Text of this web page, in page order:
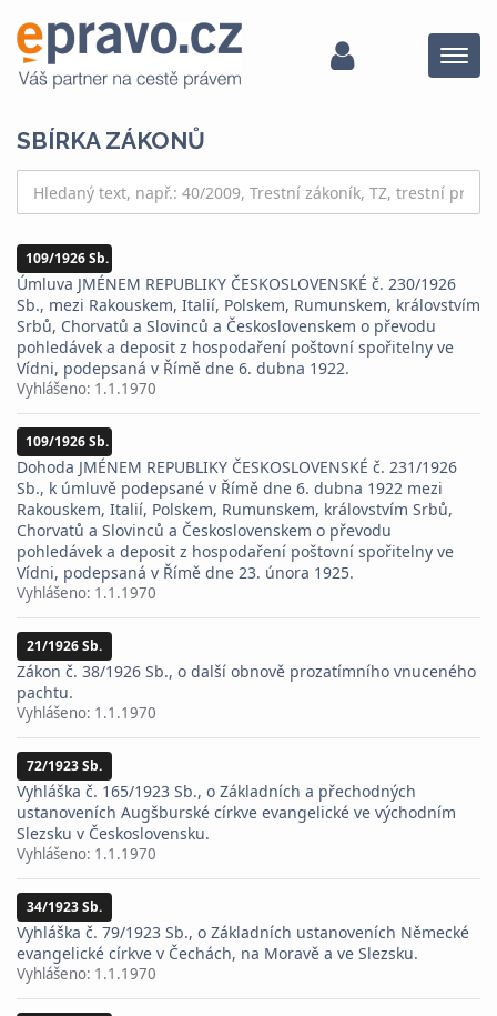
Menu
SBÍRKA ZÁKONŮ
109/1926 Sb.
Úmluva JMÉNEM REPUBLIKY ČESKOSLOVENSKÉ č. 230/1926
Sb., mezi Rakouskem, Italií, Polskem, Rumunskem, královstvím
Srbů, Chorvatů a Slovinců a Československem o převodu
pohledávek a deposit z hospodaření poštovní spořitelny ve
Vídni, podepsaná v Římě dne 6. dubna 1922.
Vyhlášeno: 1.1.1970
109/1926 Sb.
Dohoda JMÉNEM REPUBLIKY ČESKOSLOVENSKÉ č. 231/1926
Sb., k úmluvě podepsané v Římě dne 6. dubna 1922 mezi
Rakouskem, Italií, Polskem, Rumunskem, královstvím Srbů,
Chorvatů a Slovinců a Československem o převodu
pohledávek a deposit z hospodaření poštovní spořitelny ve
Vídni, podepsaná v Římě dne 23. února 1925.
Vyhlášeno: 1.1.1970
21/1926 Sb.
Zákon č. 38/1926 Sb., o další obnově prozatímního vnuceného
pachtu.
Vyhlášeno: 1.1.1970
72/1923 Sb.
Vyhláška č. 165/1923 Sb., o Základních a přechodných
ustanoveních Augšburské církve evangelické ve východním
Slezsku v Československu.
Vyhlášeno: 1.1.1970
34/1923 Sb.
Vyhláška č. 79/1923 Sb., o Základních ustanoveních Německé
evangelické církve v Čechách, na Moravě a ve Slezsku.
Vyhlášeno: 1.1.1970